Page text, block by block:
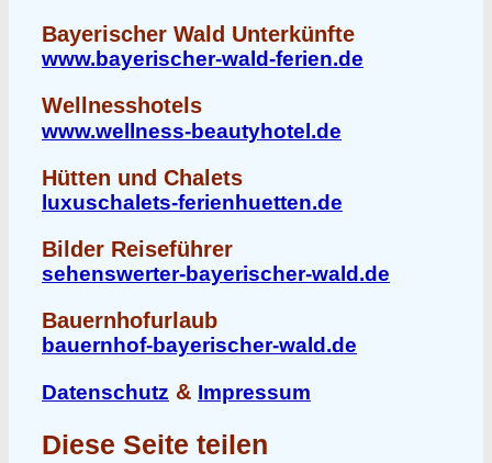
Bayerischer Wald Unterkünfte
www.bayerischer-wald-ferien.de
Wellnesshotels
www.wellness-beautyhotel.de
Hütten und Chalets
luxuschalets-ferienhuetten.de
Bilder Reiseführer
sehenswerter-bayerischer-wald.de
Bauernhofurlaub
bauernhof-bayerischer-wald.de
Datenschutz & Impressum
Diese Seite teilen